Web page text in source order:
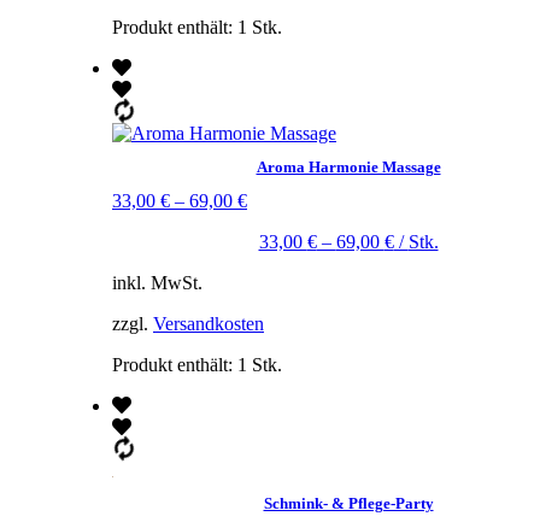
Produkt enthält: 1 Stk.
Aroma Harmonie Massage
33,00 € – 69,00 €
33,00 €– 69,00 €/ Stk.
inkl. MwSt.
zzgl. Versandkosten
Produkt enthält: 1 Stk.
Schmink- & Pflege-Party